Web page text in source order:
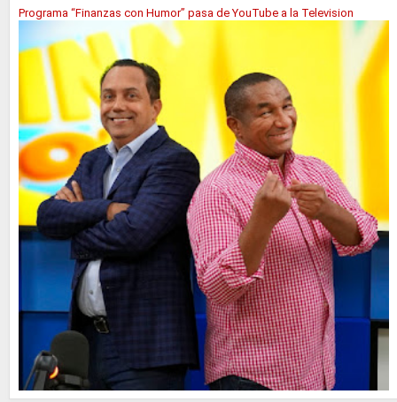
Programa “Finanzas con Humor” pasa de YouTube a la Television